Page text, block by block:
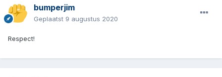
bumperjim
Geplaatst 9 augustus 2020
Respect!